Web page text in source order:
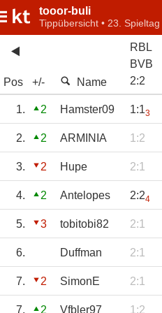
tooor-buli
Tippübersicht • 23. Spieltag
Pos +/- Name
RBL
BVB
2:2
1. 2 Hamster09 1:13
2. 2 ARMINIA 1:2
3. 2 Hupe 2:1
4. 2 Antelopes 2:24
5. 3 tobitobi82 2:1
6. Duffman 2:1
7. 2 SimonE 2:1
7. 2 Vfbler97 1:2